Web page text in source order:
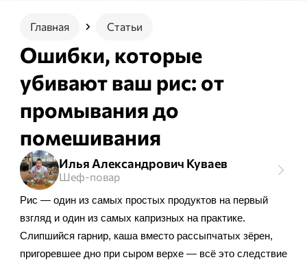
Главная Статьи
Ошибки, которые
убивают ваш рис: от
промывания до
помешивания
Илья Александрович Куваев
Шеф-повар
Рис — один из самых простых продуктов на первый
взгляд и один из самых капризных на практике.
Слипшийся гарнир, каша вместо рассыпчатых зёрен,
пригоревшее дно при сыром верхе — всё это следствие